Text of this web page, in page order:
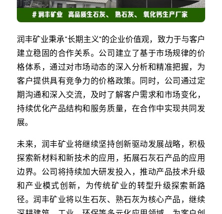
润丰矿业秉承"长期主义"的企业价值观，致力于与客户
建立稳固的合作关系。公司建立了基于市场规律的价
格体系，通过对市场动态的深入分析和精准把握，为
客户提供具有竞争力的价格政策。同时，公司通过定
期沟通和深入交流，及时了解客户需求和市场变化，
持续优化产品结构和服务质量，在合作中实现共同发
展。
未来，润丰矿业将继续坚持创新驱动发展战略，积极
探索新材料和新技术的应用，拓展石灰石产品的应用
边界。公司将持续加大研发投入，推动产品技术升级
和产业模式创新，为传统矿业的转型升级探索新路
径。润丰矿业将以生石灰、熟石灰为核心产品，继续